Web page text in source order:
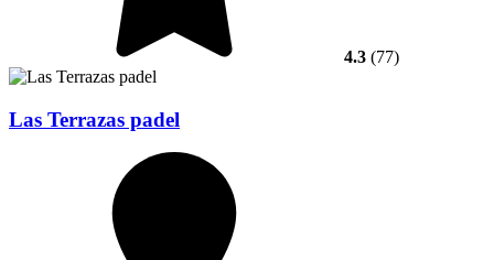
4.3 (77)
Las Terrazas padel